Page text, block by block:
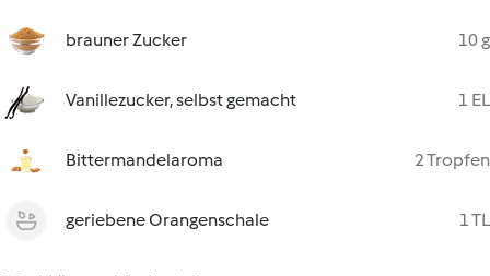
brauner Zucker 10 g
Vanillezucker, selbst gemacht 1 EL
Bittermandelaroma 2 Tropfen
geriebene Orangenschale 1 TL